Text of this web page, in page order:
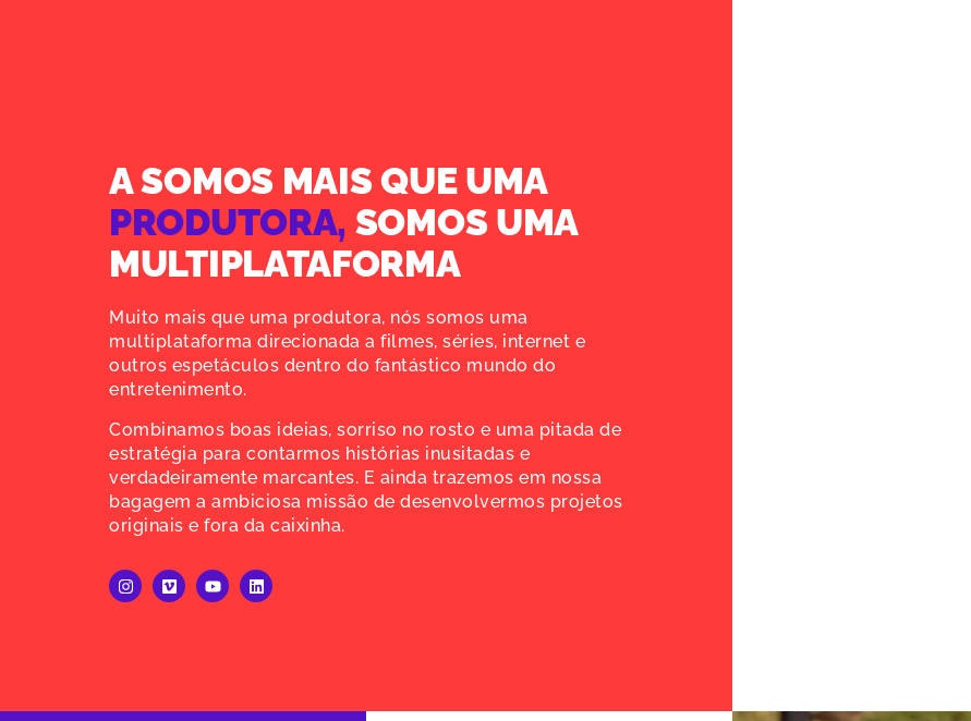
A SOMOS MAIS QUE UMA
PRODUTORA, SOMOS UMA
MULTIPLATAFORMA
Muito mais que uma produtora, nós somos uma
multiplataforma direcionada a filmes, séries, internet e
outros espetáculos dentro do fantástico mundo do
entretenimento.
Combinamos boas ideias, sorriso no rosto e uma pitada de
estratégia para contarmos histórias inusitadas e
verdadeiramente marcantes. E ainda trazemos em nossa
bagagem a ambiciosa missão de desenvolvermos projetos
originais e fora da caixinha.